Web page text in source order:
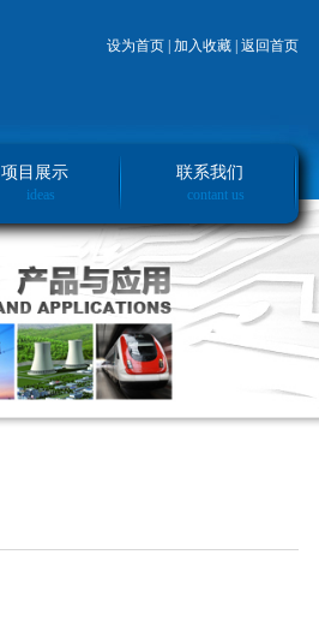
设为首页 | 加入收藏 | 返回首页
项目展示
ideas
联系我们
contant us